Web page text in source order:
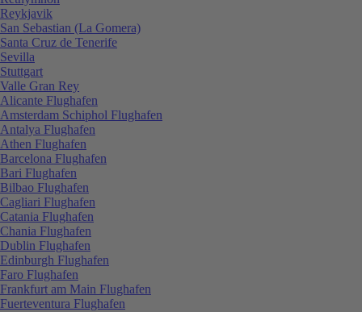
Reykjavik
San Sebastian (La Gomera)
Santa Cruz de Tenerife
Sevilla
Stuttgart
Valle Gran Rey
Alicante Flughafen
Amsterdam Schiphol Flughafen
Antalya Flughafen
Athen Flughafen
Barcelona Flughafen
Bari Flughafen
Bilbao Flughafen
Cagliari Flughafen
Catania Flughafen
Chania Flughafen
Dublin Flughafen
Edinburgh Flughafen
Faro Flughafen
Frankfurt am Main Flughafen
Fuerteventura Flughafen